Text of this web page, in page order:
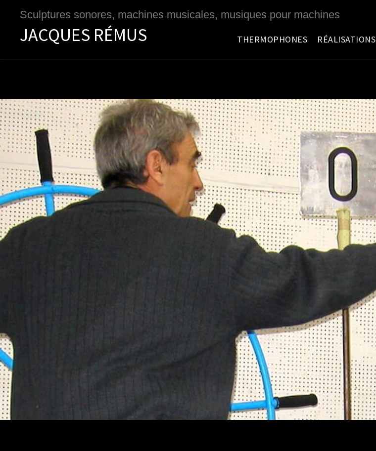
contenu
Sculptures sonores, machines musicales, musiques pour machines
JACQUES RÉMUS THERMOPHONES RÉALISATIONS